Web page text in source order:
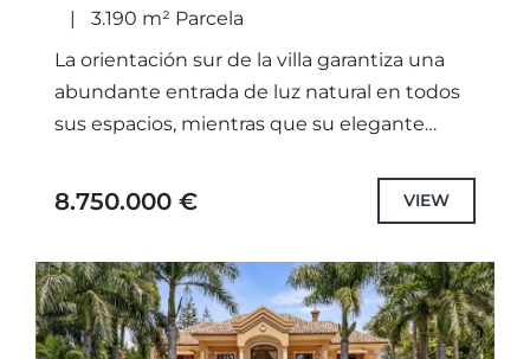
3.190 m² Parcela
La orientación sur de la villa garantiza una
abundante entrada de luz natural en todos
sus espacios, mientras que su elegante
armoniosamente con las serenas vistas...
8.750.000 € VIEW